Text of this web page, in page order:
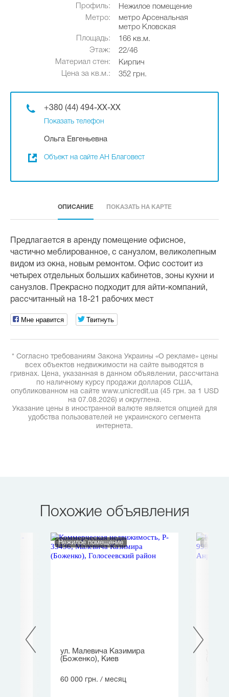
Профиль:
Нежилое помещение
Метро:
метро Арсенальная
метро Кловская
Площадь:
166 кв.м.
Этаж:
22/46
Материал стен:
Кирпич
Цена за кв.м.:
352 грн.
+380 (44) 494-XX-XX
Показать телефон
Ольга Евгеньевна
Объект на сайте АН Благовест
ОПИСАНИЕ ПОКАЗАТЬ НА КАРТЕ
Предлагается в аренду помещение офисное,
частично меблированное, с санузлом, великолепным
видом из окна, новым ремонтом. Офис состоит из
четырех отдельных больших кабинетов, зоны кухни и
санузлов. Прекрасно подходит для айти-компаний,
рассчитанный на 18-21 рабочих мест
Мне нравится Твитнуть
* Согласно требованиям Закона Украины «О рекламе» цены
всех объектов недвижимости на сайте выводятся в
гривнах. Цена, указанная в данном объявлении, рассчитана
по наличному курсу продажи долларов США,
опубликованном на сайте www.unicredit.ua (45 грн. за 1 USD
на 07.08.2026) и округлена.
Указание цены в иностранной валюте является опцией для
удобства пользователей не украинского сегмента
интернета.
Похожие объявления
Нежилое помещение
ул. Малевича Казимира
(Боженко), Киев
60 000 грн. / месяц